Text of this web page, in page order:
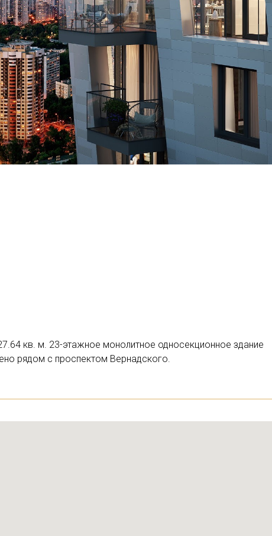
кв. м. 23-этажное монолитное односекционное здание
рядом с проспектом Вернадского.